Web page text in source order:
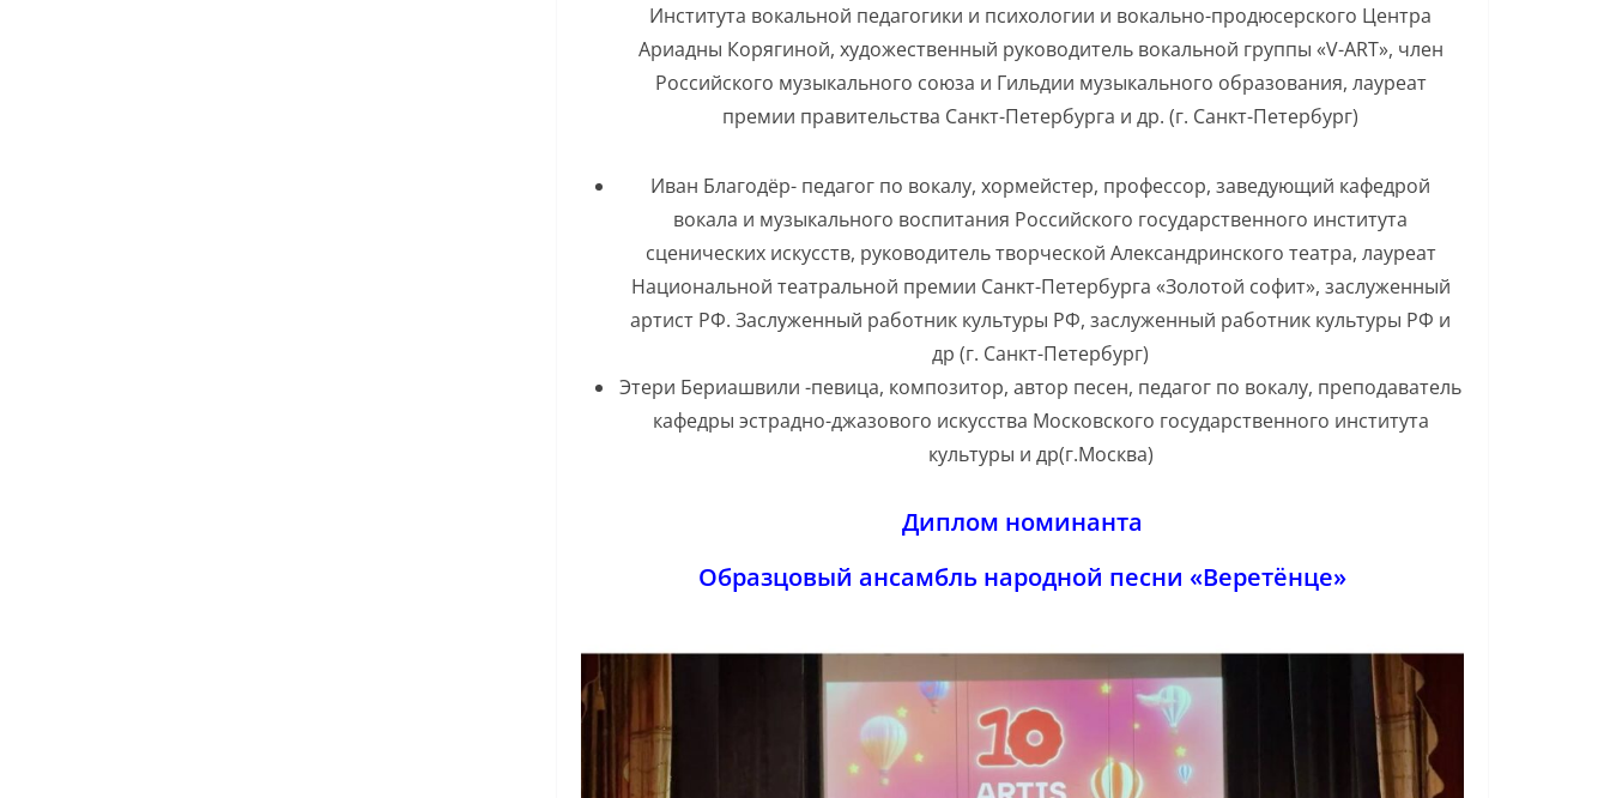
Института вокальной педагогики и психологии и вокально-продюсерского Центра
Ариадны Корягиной, художественный руководитель вокальной группы «V-ART», член
Российского музыкального союза и Гильдии музыкального образования, лауреат
премии правительства Санкт-Петербурга и др. (г. Санкт-Петербург)
Иван Благодёр- педагог по вокалу, хормейстер, профессор, заведующий кафедрой
вокала и музыкального воспитания Российского государственного института
сценических искусств, руководитель творческой Александринского театра, лауреат
Национальной театральной премии Санкт-Петербурга «Золотой софит», заслуженный
артист РФ. Заслуженный работник культуры РФ, заслуженный работник культуры РФ и
др (г. Санкт-Петербург)
Этери Бериашвили -певица, композитор, автор песен, педагог по вокалу, преподаватель
кафедры эстрадно-джазового искусства Московского государственного института
культуры и др(г.Москва)
Диплом номинанта
Образцовый ансамбль народной песни «Веретёнце»